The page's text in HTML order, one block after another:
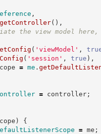
,
getController( ) ,
the view model here,
( ' viewModel ' ,
( ' session ' , true ) ,
= me .
= controller;
)
{
= me ;